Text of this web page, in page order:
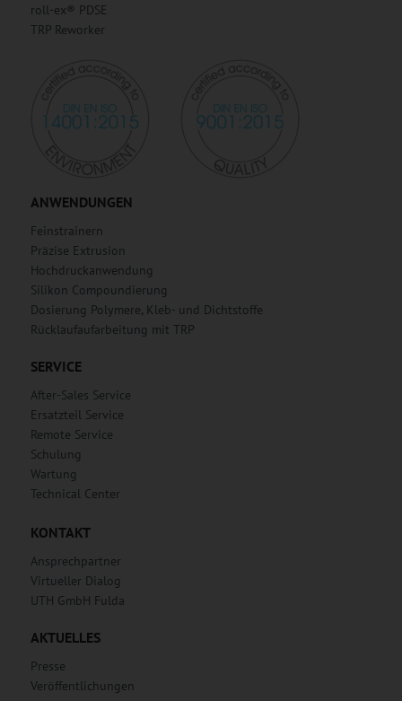
roll-ex® PDSE
TRP Reworker
ANWENDUNGEN
Feinstrainern
Präzise Extrusion
Hochdruckanwendung
Silikon Compoundierung
Dosierung Polymere, Kleb- und Dichtstoffe
Rücklaufaufarbeitung mit TRP
SERVICE
After-Sales Service
Ersatzteil Service
Remote Service
Schulung
Wartung
Technical Center
KONTAKT
Ansprechpartner
Virtueller Dialog
UTH GmbH Fulda
AKTUELLES
Presse
Veröffentlichungen